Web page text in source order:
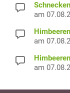
am
am
am